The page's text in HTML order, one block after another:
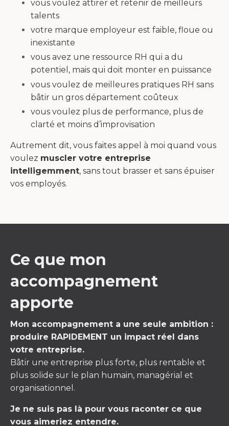
vous voulez attirer et retenir de meilleurs
talents
votre marque employeur est faible, floue ou
inexistante
vous avez une ressource RH qui a du
potentiel, mais qui doit monter en puissance
vous voulez de meilleures pratiques RH sans
bâtir un gros département coûteux
vous voulez plus de performance, plus de
clarté et moins d’improvisation
Autrement dit, vous faites appel à moi quand vous
voulez muscler votre entreprise
intelligemment, sans tout brasser et sans épuiser
vos employés.
Ce que mon
accompagnement
apporte
Mon accompagnement a une seule ambition :
produire RAPIDEMENT un impact réel dans
votre entreprise.
Bâtir une entreprise plus forte, plus rentable et
plus solide sur le plan humain, managérial et
organisationnel.
Je ne suis pas là pour vous raconter ce que
vous aimeriez entendre.